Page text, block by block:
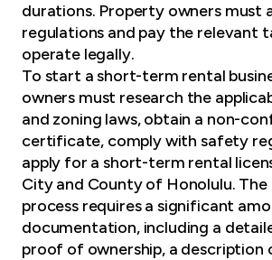
durations. Property owners must
regulations and pay the relevant
operate legally.
To start a short-term rental
owners must research the
and zoning laws, obtain a non-
certificate, comply with safety
apply for a short-term rental
City and County of Honolulu. The
process requires a significant
documentation, including a
proof of ownership, a description